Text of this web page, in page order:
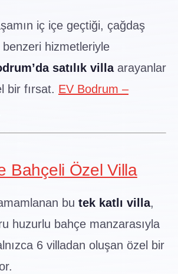
iç içe geçtiği, çağdaş
hizmetleriyle
satılık villaarayanlar
bir fırsat. EV Bodrum –
Bahçeli Özel Villa
bu tek katlı villa,
huzurlu bahçe manzarasıyla
6 villadan oluşan özel bir